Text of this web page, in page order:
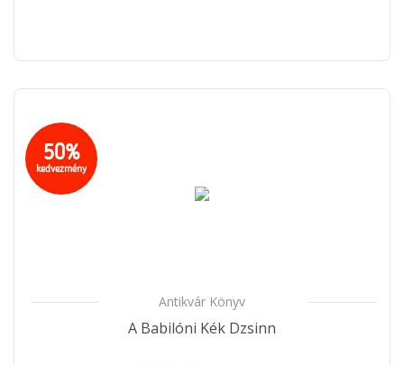
50%
kedvezmény
Antikvár Könyv
A Babilóni Kék Dzsinn